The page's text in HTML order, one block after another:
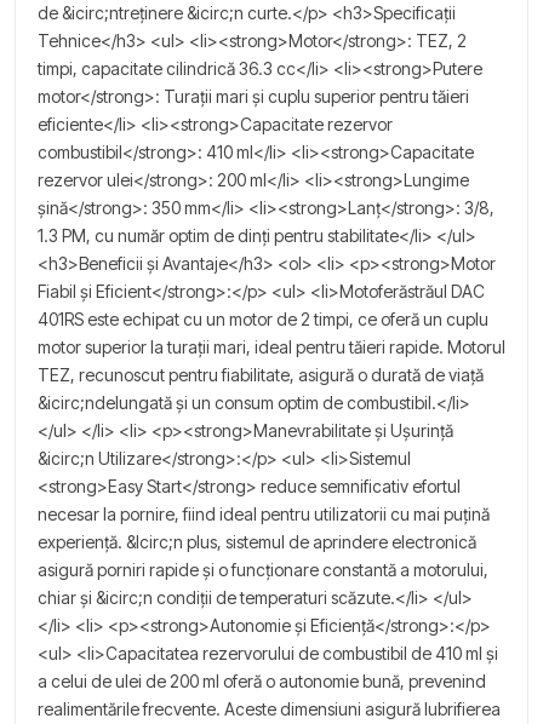
de &icirc;ntreținere &icirc;n curte.</p> <h3>Specificații
Tehnice</h3> <ul> <li><strong>Motor</strong>: TEZ, 2
timpi, capacitate cilindrică 36.3 cc</li> <li><strong>Putere
motor</strong>: Turații mari și cuplu superior pentru tăieri
eficiente</li> <li><strong>Capacitate rezervor
combustibil</strong>: 410 ml</li> <li><strong>Capacitate
rezervor ulei</strong>: 200 ml</li> <li><strong>Lungime
șină</strong>: 350 mm</li> <li><strong>Lanț</strong>: 3/8,
1.3 PM, cu număr optim de dinți pentru stabilitate</li> </ul>
<h3>Beneficii și Avantaje</h3> <ol> <li> <p><strong>Motor
Fiabil și Eficient</strong>:</p> <ul> <li>Motoferăstrăul DAC
401RS este echipat cu un motor de 2 timpi, ce oferă un cuplu
motor superior la turații mari, ideal pentru tăieri rapide. Motorul
TEZ, recunoscut pentru fiabilitate, asigură o durată de viață
&icirc;ndelungată și un consum optim de combustibil.</li>
</ul> </li> <li> <p><strong>Manevrabilitate și Ușurință
&icirc;n Utilizare</strong>:</p> <ul> <li>Sistemul
<strong>Easy Start</strong> reduce semnificativ efortul
necesar la pornire, fiind ideal pentru utilizatorii cu mai puțină
experiență. &Icirc;n plus, sistemul de aprindere electronică
asigură porniri rapide și o funcționare constantă a motorului,
chiar și &icirc;n condiții de temperaturi scăzute.</li> </ul>
</li> <li> <p><strong>Autonomie și Eficiență</strong>:</p>
<ul> <li>Capacitatea rezervorului de combustibil de 410 ml și
a celui de ulei de 200 ml oferă o autonomie bună, prevenind
realimentările frecvente. Aceste dimensiuni asigură lubrifierea